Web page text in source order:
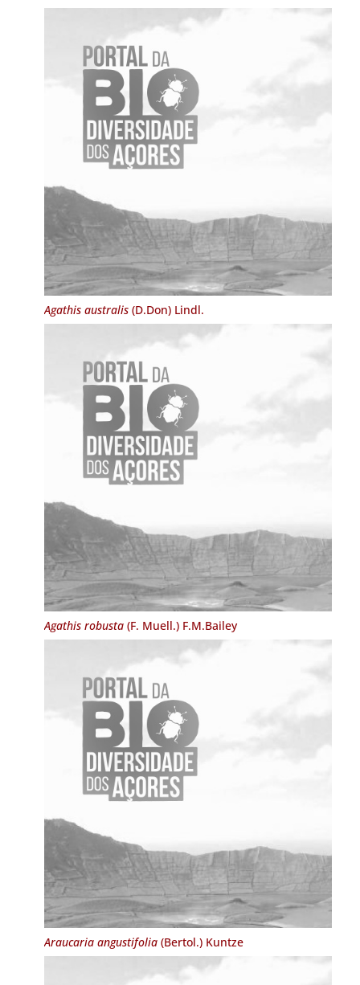
Agathis australis(D.Don) Lindl.
Agathis robusta(F. Muell.) F.M.Bailey
Araucaria angustifolia(Bertol.) Kuntze